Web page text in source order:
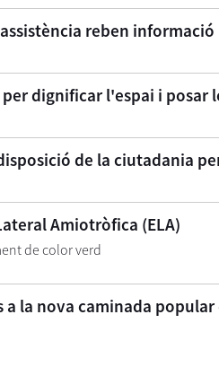
reben
dignificar l'espai i posar
de la ciutadania
Amiotròfica (ELA)
de color verd
la nova caminada